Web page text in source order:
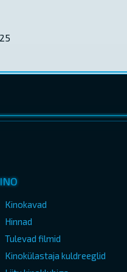
Kinokavad
Hinnad
Tulevad filmid
Kinokülastaja kuldreeglid